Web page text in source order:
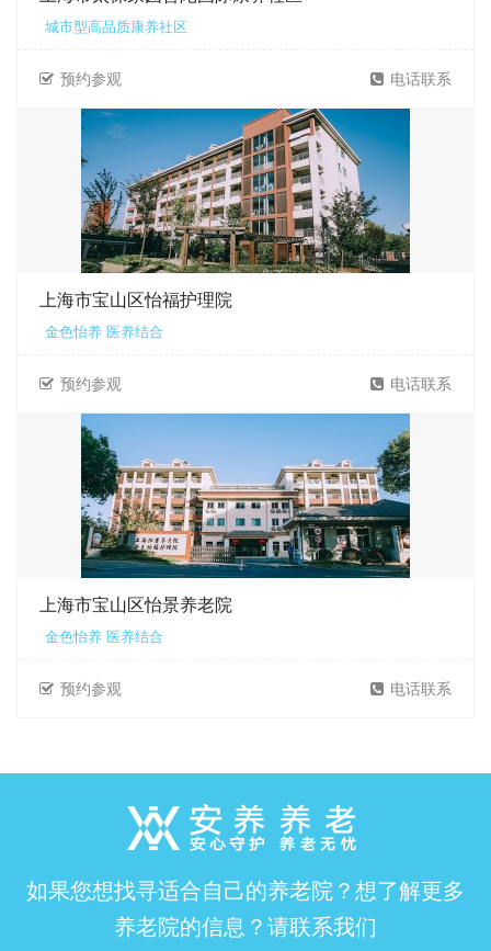
城市型高品质康养社区
预约参观 电话联系
上海市宝山区怡福护理院
金色怡养 医养结合
预约参观 电话联系
上海市宝山区怡景养老院
金色怡养 医养结合
预约参观 电话联系
如果您想找寻适合自己的养老院？想了解更多
养老院的信息？请联系我们